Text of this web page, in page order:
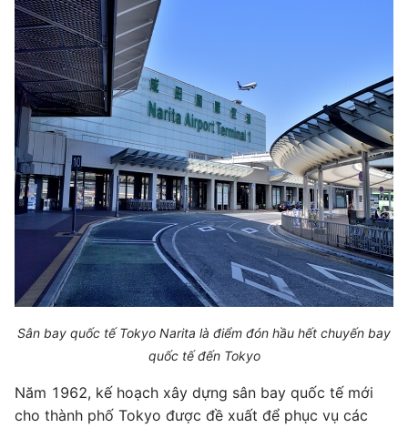
Sân bay quốc tế Tokyo Narita là điểm đón hầu hết chuyến bay
quốc tế đến Tokyo
Năm 1962, kế hoạch xây dựng sân bay quốc tế mới
cho thành phố Tokyo được đề xuất để phục vụ các